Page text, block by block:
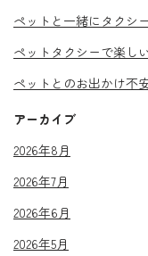
ペットと一緒にタクシー
ペットタクシーで楽し
ペットとのお出かけ不
アーカイブ
2026年8月
2026年7月
2026年6月
2026年5月